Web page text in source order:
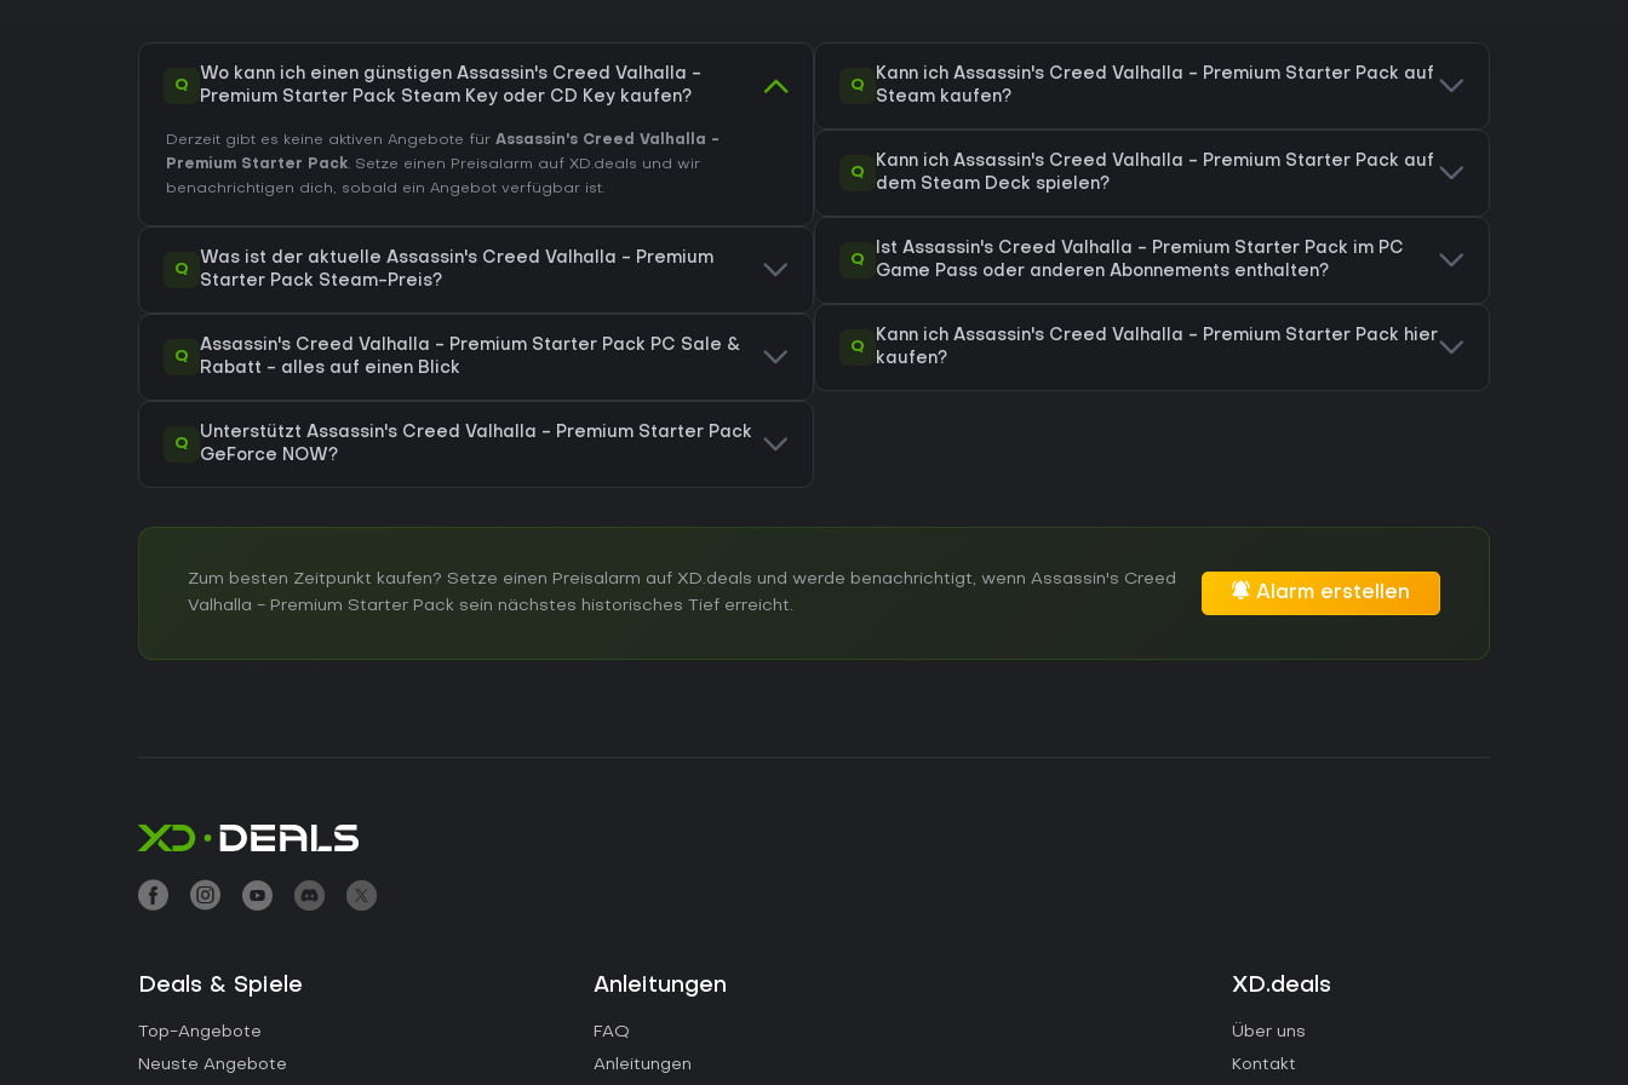
Q
Wo kann ich einen günstigen Assassin's Creed Valhalla -
Premium Starter Pack Steam Key oder CD Key kaufen?
Derzeit gibt es keine aktiven Angebote für Assassin's Creed Valhalla -
Premium Starter Pack. Setze einen Preisalarm auf XD.deals und wir
benachrichtigen dich, sobald ein Angebot verfügbar ist.
Q
Was ist der aktuelle Assassin's Creed Valhalla - Premium
Starter Pack Steam-Preis?
Q
Assassin's Creed Valhalla - Premium Starter Pack PC Sale &
Rabatt - alles auf einen Blick
Q
Unterstützt Assassin's Creed Valhalla - Premium Starter Pack
GeForce NOW?
Q
Kann ich Assassin's Creed Valhalla - Premium Starter Pack auf
Steam kaufen?
Q
Kann ich Assassin's Creed Valhalla - Premium Starter Pack auf
dem Steam Deck spielen?
Q
Ist Assassin's Creed Valhalla - Premium Starter Pack im PC
Game Pass oder anderen Abonnements enthalten?
Q
Kann ich Assassin's Creed Valhalla - Premium Starter Pack hier
kaufen?
Zum besten Zeitpunkt kaufen? Setze einen Preisalarm auf XD.deals und werde benachrichtigt, wenn Assassin's Creed
Valhalla - Premium Starter Pack sein nächstes historisches Tief erreicht.
Alarm erstellen
Deals & Spiele
Top-Angebote
Neuste Angebote
Anleitungen
FAQ
Anleitungen
XD.deals
Über uns
Kontakt